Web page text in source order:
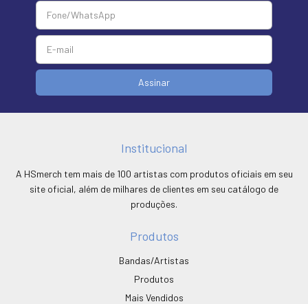
Institucional
A HSmerch tem mais de 100 artistas com produtos oficiais em seu
site oficial, além de milhares de clientes em seu catálogo de
produções.
Produtos
Bandas/Artistas
Produtos
Mais Vendidos